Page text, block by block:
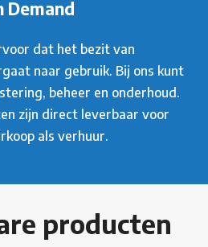
Demand
dat het bezit van
naar gebruik. Bij ons kunt
beheer en onderhoud.
zijn direct leverbaar voor
als verhuur.
producten